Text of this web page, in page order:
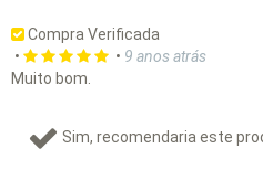
Compra Verificada
•
• 9 anos atrás
Muito bom.
Sim, recomendaria este